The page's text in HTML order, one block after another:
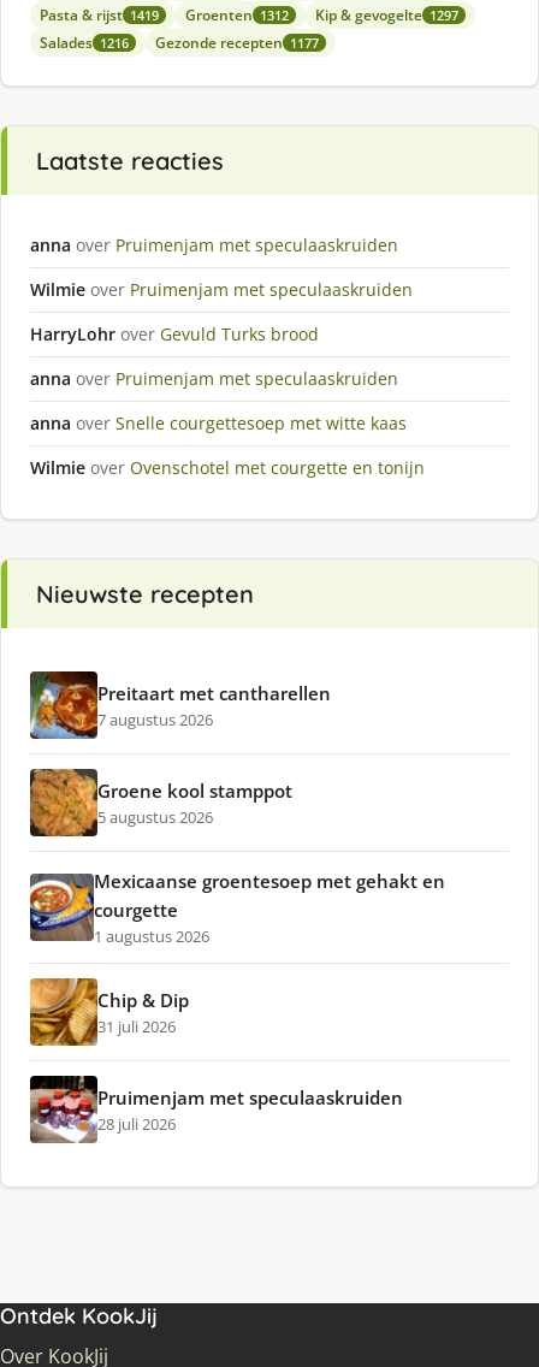
Pasta & rijst 1419 Groenten 1312 Kip & gevogelte 1297
Salades 1216 Gezonde recepten 1177
Laatste reacties
anna over Pruimenjam met speculaaskruiden
Wilmie over Pruimenjam met speculaaskruiden
HarryLohr over Gevuld Turks brood
anna over Pruimenjam met speculaaskruiden
anna over Snelle courgettesoep met witte kaas
Wilmie over Ovenschotel met courgette en tonijn
Nieuwste recepten
Preitaart met cantharellen
7 augustus 2026
Groene kool stamppot
5 augustus 2026
Mexicaanse groentesoep met gehakt en
courgette
1 augustus 2026
Chip & Dip
31 juli 2026
Pruimenjam met speculaaskruiden
28 juli 2026
Ontdek KookJij
Over KookJij